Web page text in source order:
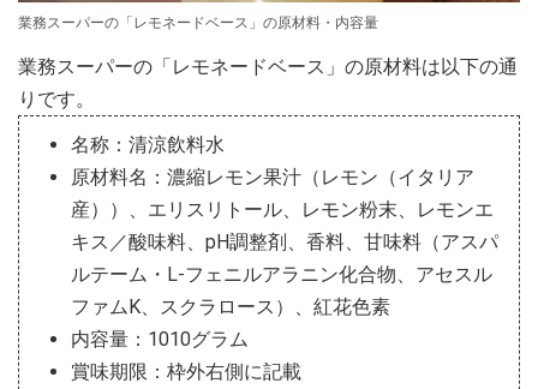
業務スーパーの「レモネードベース」の原材料・内容量
業務スーパーの「レモネードベース」の原材料は以下の通
りです。
名称：清涼飲料水
原材料名：濃縮レモン果汁（レモン（イタリア
産））、エリスリトール、レモン粉末、レモンエ
キス／酸味料、pH調整剤、香料、甘味料（アスパ
ルテーム・L-フェニルアラニン化合物、アセスル
ファムK、スクラロース）、紅花色素
内容量：1010グラム
賞味期限：枠外右側に記載